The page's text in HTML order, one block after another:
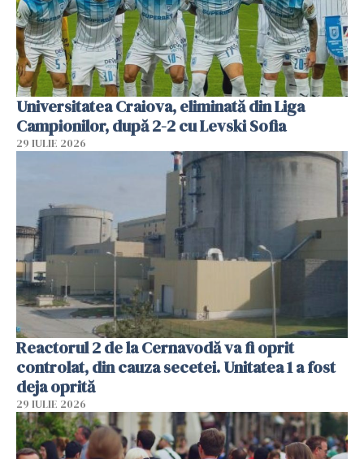
Universitatea Craiova, eliminată din Liga
Campionilor, după 2-2 cu Levski Sofia
29 IULIE 2026
Reactorul 2 de la Cernavodă va fi oprit
controlat, din cauza secetei. Unitatea 1 a fost
deja oprită
29 IULIE 2026